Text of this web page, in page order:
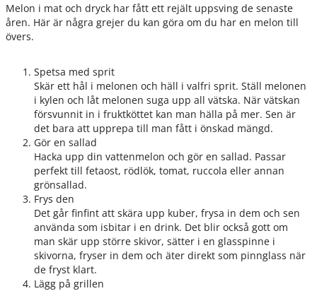
Melon i mat och dryck har fått ett rejält uppsving de senaste
åren. Här är några grejer du kan göra om du har en melon till
övers.
Spetsa med sprit
Skär ett hål i melonen och häll i valfri sprit. Ställ melonen
i kylen och låt melonen suga upp all vätska. När vätskan
försvunnit in i fruktköttet kan man hälla på mer. Sen är
det bara att upprepa till man fått i önskad mängd.
Gör en sallad
Hacka upp din vattenmelon och gör en sallad. Passar
perfekt till fetaost, rödlök, tomat, ruccola eller annan
grönsallad.
Frys den
Det går finfint att skära upp kuber, frysa in dem och sen
använda som isbitar i en drink. Det blir också gott om
man skär upp större skivor, sätter i en glasspinne i
skivorna, fryser in dem och äter direkt som pinnglass när
de fryst klart.
Lägg på grillen